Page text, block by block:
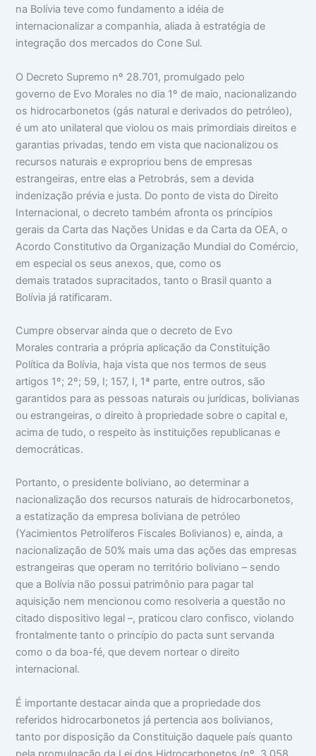
na Bolívia teve como fundamento a idéia de
internacionalizar a companhia, aliada à estratégia de
integração dos mercados do Cone Sul.
O Decreto Supremo nº 28.701, promulgado pelo
governo de Evo Morales no dia 1º de maio, nacionalizando
os hidrocarbonetos (gás natural e derivados do petróleo),
é um ato unilateral que violou os mais primordiais direitos e
garantias privadas, tendo em vista que nacionalizou os
recursos naturais e expropriou bens de empresas
estrangeiras, entre elas a Petrobrás, sem a devida
indenização prévia e justa. Do ponto de vista do Direito
Internacional, o decreto também afronta os princípios
gerais da Carta das Nações Unidas e da Carta da OEA, o
Acordo Constitutivo da Organização Mundial do Comércio,
em especial os seus anexos, que, como os
demais tratados supracitados, tanto o Brasil quanto a
Bolívia já ratificaram.
Cumpre observar ainda que o decreto de Evo
Morales contraria a própria aplicação da Constituição
Política da Bolívia, haja vista que nos termos de seus
artigos 1º; 2º; 59, I; 157, I, 1ª parte, entre outros, são
garantidos para as pessoas naturais ou jurídicas, bolivianas
ou estrangeiras, o direito à propriedade sobre o capital e,
acima de tudo, o respeito às instituições republicanas e
democráticas.
Portanto, o presidente boliviano, ao determinar a
nacionalização dos recursos naturais de hidrocarbonetos,
a estatização da empresa boliviana de petróleo
(Yacimientos Petrolíferos Fiscales Bolivianos) e, ainda, a
nacionalização de 50% mais uma das ações das empresas
estrangeiras que operam no território boliviano – sendo
que a Bolívia não possui patrimônio para pagar tal
aquisição nem mencionou como resolveria a questão no
citado dispositivo legal –, praticou claro confisco, violando
frontalmente tanto o princípio do pacta sunt servanda
como o da boa-fé, que devem nortear o direito
internacional.
É importante destacar ainda que a propriedade dos
referidos hidrocarbonetos já pertencia aos bolivianos,
tanto por disposição da Constituição daquele país quanto